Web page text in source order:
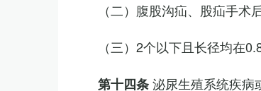
（二）腹股沟疝、股疝手术
（三）2个以下且长径均在
第十四条泌尿生殖系统疾病